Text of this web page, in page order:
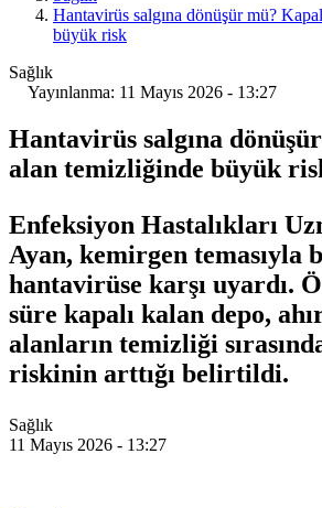
Hantavirüs salgına dönüşür mü?
büyük risk
Sağlık
Yayınlanma: 11 Mayıs 2026 - 13:27
Hantavirüs salgına
alan temizliğinde büyük
Enfeksiyon Hastalıkları
Ayan, kemirgen temasıyla
hantavirüse karşı uyardı.
süre kapalı kalan depo,
alanların temizliği
riskinin arttığı belirtildi.
Sağlık
11 Mayıs 2026 - 13:27